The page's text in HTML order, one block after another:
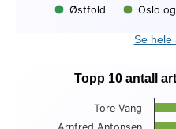
Østfold Oslo
End of interactive chart.Se hele
Topp 10 antall arter
Bar chart with 10 bars.
Topp 10 antall
Tore Vang